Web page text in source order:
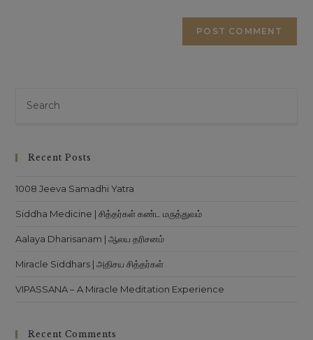
Recent Posts
1008 Jeeva Samadhi Yatra
Siddha Medicine | சித்தர்கள் கண்ட மருத்துவம்
Aalaya Dharisanam | ஆலய தரிசனம்
Miracle Siddhars | அதிசய சித்தர்கள்
VIPASSANA – A Miracle Meditation Experience
Recent Comments